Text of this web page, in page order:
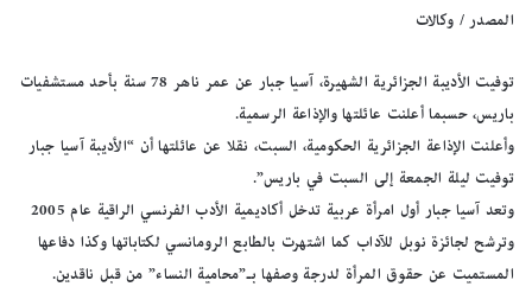
المصدر / وكالات
توفيت الأديبة الجزائرية الشهيرة، آسيا جبار عن عمر ناهر 78 سنة بأحد مستشفيات
باريس، حسبما أعلنت عائلتها والإذاعة الرسمية.
وأعلنت الإذاعة الجزائرية الحكومية، السبت، نقلا عن عائلتها أن “الأديبة آسيا جبار
توفيت ليلة الجمعة إلى السبت في باريس”.
وتعد آسيا جبار أول امرأة عربية تدخل أكاديمية الأدب الفرنسي الراقية عام 2005
وترشح لجائزة نوبل للآداب كما اشتهرت بالطابع الرومانسي لكتاباتها وكذا دفاعها
المستميت عن حقوق المرأة لدرجة وصفها بـ”محامية النساء” من قبل ناقدين.